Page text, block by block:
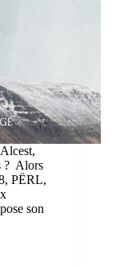
? Alors
PËRL,
son